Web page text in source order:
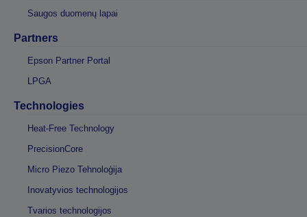
Saugos duomenų lapai
Partners
Epson Partner Portal
LPGA
Technologies
Heat-Free Technology
PrecisionCore
Micro Piezo Tehnoloģija
Inovatyvios technologijos
Tvarios technologijos